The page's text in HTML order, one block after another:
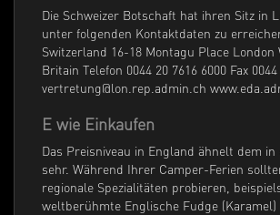
Die Schweizer Botschaft hat ihren Sitz in
unter folgenden Kontaktdaten zu
Switzerland 16-18 Montagu Place London
Britain Telefon 0044 20 7616 6000 Fax 0044
vertretung@lon.rep.admin.ch
E wie Einkaufen
Das Preisniveau in England ähnelt dem in
sehr. Während Ihrer Camper-Ferien
regionale Spezialitäten probieren,
weltberühmte Englische Fudge (Karamel)